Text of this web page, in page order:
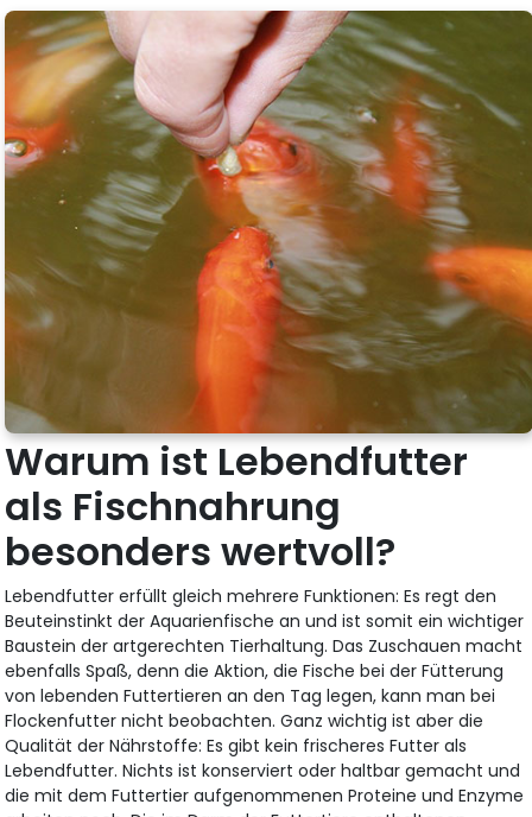
Warum ist Lebendfutter
als Fischnahrung
besonders wertvoll?
Lebendfutter erfüllt gleich mehrere Funktionen: Es regt den
Beuteinstinkt der Aquarienfische an und ist somit ein wichtiger
Baustein der artgerechten Tierhaltung. Das Zuschauen macht
ebenfalls Spaß, denn die Aktion, die Fische bei der Fütterung
von lebenden Futtertieren an den Tag legen, kann man bei
Flockenfutter nicht beobachten. Ganz wichtig ist aber die
Qualität der Nährstoffe: Es gibt kein frischeres Futter als
Lebendfutter. Nichts ist konserviert oder haltbar gemacht und
die mit dem Futtertier aufgenommenen Proteine und Enzyme